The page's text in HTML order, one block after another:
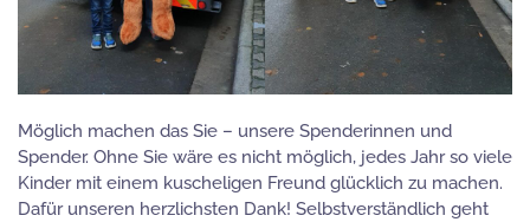
Möglich machen das Sie – unsere Spenderinnen und
Spender. Ohne Sie wäre es nicht möglich, jedes Jahr so viele
Kinder mit einem kuscheligen Freund glücklich zu machen.
Dafür unseren herzlichsten Dank! Selbstverständlich geht